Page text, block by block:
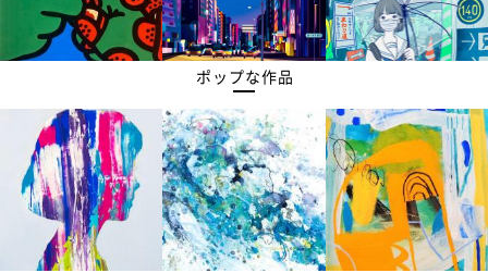
ポップな作品